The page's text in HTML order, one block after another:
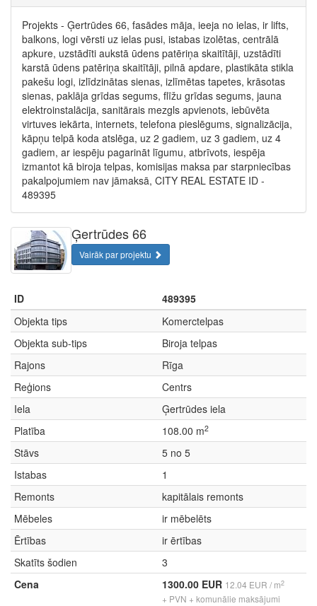
Projekts - Ģertrūdes 66, fasādes māja, ieeja no ielas, ir lifts,
balkons, logi vērsti uz ielas pusi, istabas izolētas, centrālā
apkure, uzstādīti aukstā ūdens patēriņa skaitītāji, uzstādīti
karstā ūdens patēriņa skaitītāji, pilnā apdare, plastikāta stikla
pakešu logi, izlīdzinātas sienas, izlīmētas tapetes, krāsotas
sienas, paklāja grīdas segums, flīžu grīdas segums, jauna
elektroinstalācija, sanitārais mezgls apvienots, iebūvēta
virtuves iekārta, internets, telefona pieslēgums, signalizācija,
kāpņu telpā koda atslēga, uz 2 gadiem, uz 3 gadiem, uz 4
gadiem, ar iespēju pagarināt līgumu, atbrīvots, iespēja
izmantot kā biroja telpas, komisijas maksa par starpniecības
pakalpojumiem nav jāmaksā, CITY REAL ESTATE ID -
489395
Ģertrūdes 66
Vairāk par projektu
ID
489395
Objekta tips
Komerctelpas
Objekta sub-tips
Biroja telpas
Rajons
Rīga
Reģions
Centrs
Iela
Ģertrūdes iela
Platība
108.00 m2
Stāvs
5 no 5
Istabas
1
Remonts
kapitālais remonts
Mēbeles
ir mēbelēts
Ērtības
ir ērtības
Skatīts šodien
3
Cena
1300.00 EUR 12.04 EUR / m2
+ PVN + komunālie maksājumi